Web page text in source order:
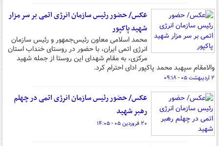
عکس/ حضور رئیس سازمان انرژی اتمی بر سر مزار
شهید پاکپور
محمد اسلامی معاون رئیس‌جمهور و رئیس سازمان
انرژی اتمی ایران، با حضور در روستای خنداب استان
مرکزی، به مقام شهدای این روستا از جمله شهید
والامقام سپهبد محمد پاکپور ادای احترام کرد.
۲ اردیبهشت ۰۵ - ۰۹:۱۸
عکس/ حضور رئیس سازمان انرژی اتمی در چهلم
رهبر شهید
۲۰ فروردین ۰۵ - ۱۴:۰۵